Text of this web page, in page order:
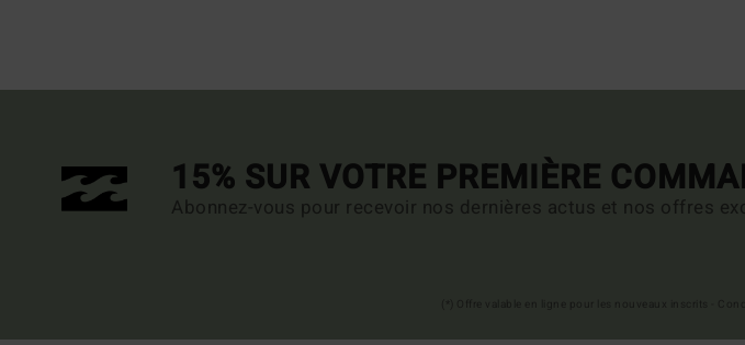
15% SUR VOTRE PREMIÈRE
Abonnez-vous pour recevoir nos dernières actus et nos offres